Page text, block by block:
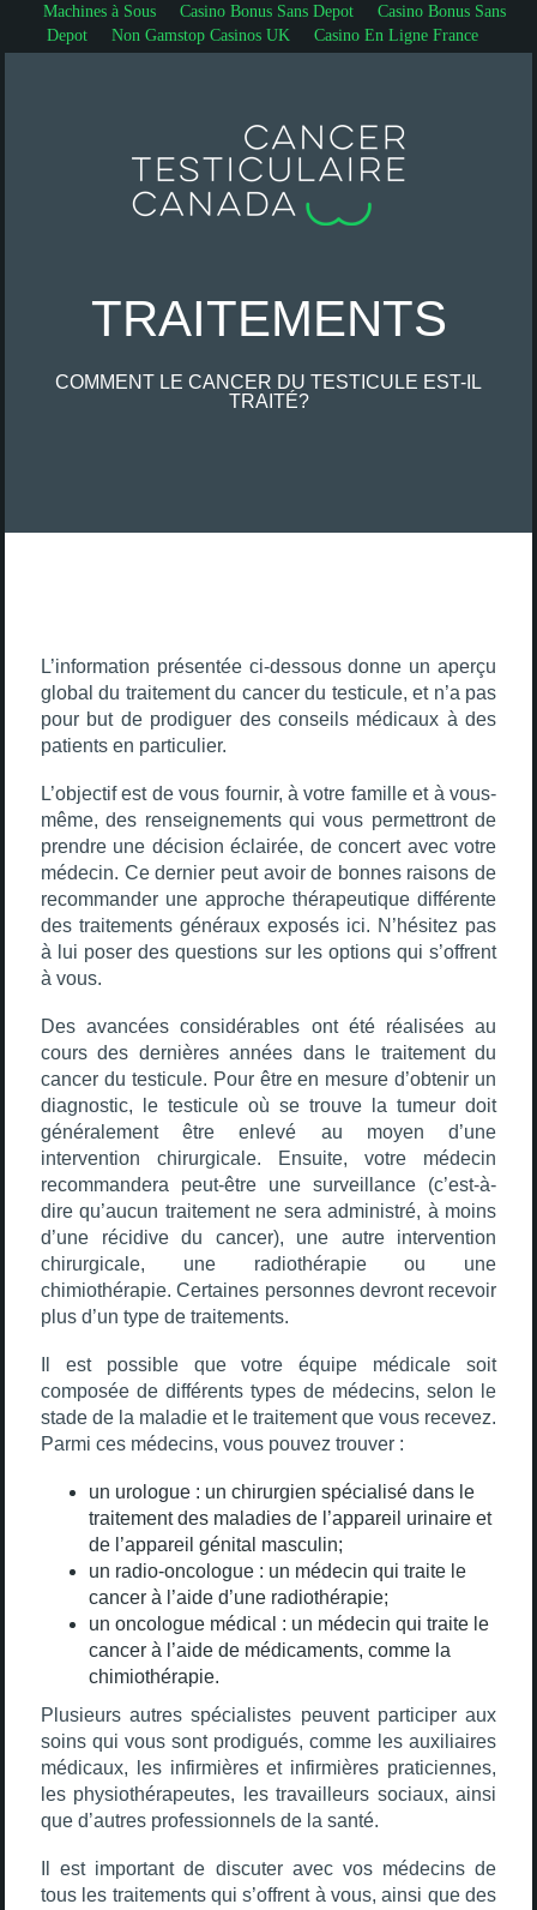
Machines à Sous Casino Bonus Sans Depot
Casino Bonus Sans
Depot
Non Gamstop Casinos UK Casino En Ligne France
TRAITEMENTS
COMMENT LE CANCER DU TESTICULE EST-IL
TRAITÉ?
L’information présentée ci-dessous donne un aperçu
global du traitement du cancer du testicule, et n’a pas
pour but de prodiguer des conseils médicaux à des
patients en particulier.
L’objectif est de vous fournir, à votre famille et à vous-
même, des renseignements qui vous permettront de
prendre une décision éclairée, de concert avec votre
médecin. Ce dernier peut avoir de bonnes raisons de
recommander une approche thérapeutique différente
des traitements généraux exposés ici. N’hésitez pas
à lui poser des questions sur les options qui s’offrent
à vous.
Des avancées considérables ont été réalisées au
cours des dernières années dans le traitement du
cancer du testicule. Pour être en mesure d’obtenir un
diagnostic, le testicule où se trouve la tumeur doit
généralement être enlevé au moyen d’une
intervention chirurgicale. Ensuite, votre médecin
recommandera peut-être une surveillance (c’est-à-
dire qu’aucun traitement ne sera administré, à moins
d’une récidive du cancer), une autre intervention
chirurgicale, une radiothérapie ou une
chimiothérapie. Certaines personnes devront recevoir
plus d’un type de traitements.
Il est possible que votre équipe médicale soit
composée de différents types de médecins, selon le
stade de la maladie et le traitement que vous recevez.
Parmi ces médecins, vous pouvez trouver :
un urologue : un chirurgien spécialisé dans le
traitement des maladies de l’appareil urinaire et
de l’appareil génital masculin;
un radio-oncologue : un médecin qui traite le
cancer à l’aide d’une radiothérapie;
un oncologue médical : un médecin qui traite le
cancer à l’aide de médicaments, comme la
chimiothérapie.
Plusieurs autres spécialistes peuvent participer aux
soins qui vous sont prodigués, comme les auxiliaires
médicaux, les infirmières et infirmières praticiennes,
les physiothérapeutes, les travailleurs sociaux, ainsi
que d’autres professionnels de la santé.
Il est important de discuter avec vos médecins de
tous les traitements qui s’offrent à vous, ainsi que des